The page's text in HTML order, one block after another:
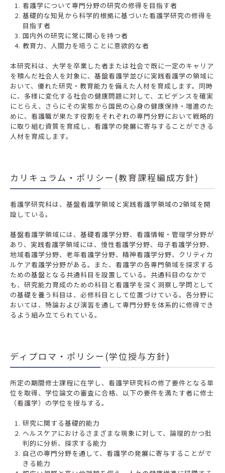
看護学について専門分野の研究の修得を目指す者
基礎的な知見から科学的根拠に基づいた看護学研究の修得を
目指す者
国内外の研究に常に関心を持つ者
教育力、人間力を培うことに意欲的な者
本研究科は、大学を卒業した者または社会で既に一定のキャリア
を積んだ社会人を対象に、基盤看護学並びに実践看護学の領域に
おいて、優れた研究・教育能力を備えた人材を育成します。同時
に、多様に変化する社会の健康問題に対して、エビデンスを確実
にとらえ、さらにその実態から国民の心身の健康保持・増進のた
めに、看護職が果たす役割をそれぞれの専門分野において戦略的
に取り組む資質を育成し、看護学の発展に寄与することができる
人材を育成します。
カリキュラム・ポリシー(教育課程編成方針)
看護学研究科は、基盤看護学領域と実践看護学領域の2領域を開
設している。
基盤看護学領域には、基礎看護学分野、看護情報・管理学分野が
あり、実践看護学領域には、慢性看護学分野、母子看護学分野、
地域看護学分野、老年看護学分野、精神看護学分野、クリティカ
ルケア看護学分野がある。また、看護学の各専門領域を探求する
ための基盤となる共通科目を設置している。共通科目のなかで
も、研究能力育成のための科目と看護学を深く洞察し学問として
の基礎を養う科目は、必修科目として位置づけている。各分野に
おいては、特論および演習を通して専門分野を体系的に修得でき
るよう組み立てられている。
ディプロマ・ポリシー(学位授与方針)
所定の期間修士課程に在学し、看護学研究科の修了要件となる単
位を取得、学位論文の審査に合格、以下の要件を満たす者に修士
（看護学）の学位を授与する。
研究に関する基礎的能力
ヘルスケアにおけるさまざまな現象に対して、論理的かつ批
判的に分析、探求する能力
自己の専門分野を通して、看護学の発展に寄与することがで
きる能力